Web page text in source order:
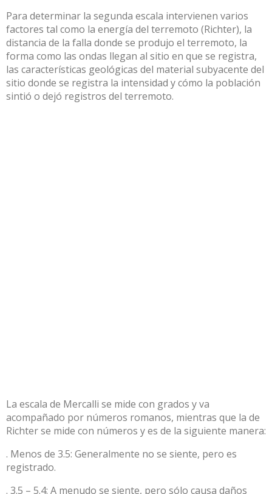
Para determinar la segunda escala intervienen varios
factores tal como la energía del terremoto (Richter), la
distancia de la falla donde se produjo el terremoto, la
forma como las ondas llegan al sitio en que se registra,
las características geológicas del material subyacente del
sitio donde se registra la intensidad y cómo la población
sintió o dejó registros del terremoto.
La escala de Mercalli se mide con grados y va
acompañado por números romanos, mientras que la de
Richter se mide con números y es de la siguiente manera:
. Menos de 3.5: Generalmente no se siente, pero es
registrado.
. 3.5 – 5.4: A menudo se siente, pero sólo causa daños